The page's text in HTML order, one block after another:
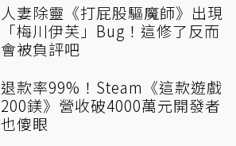
人妻除靈《打屁股驅魔師》出現
「梅川伊芙」Bug！這修了反而
會被負評吧
退款率99%！Steam《這款遊戲
200鎂》營收破4000萬元開發者
也傻眼